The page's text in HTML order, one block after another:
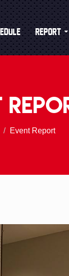
Report
Event Report